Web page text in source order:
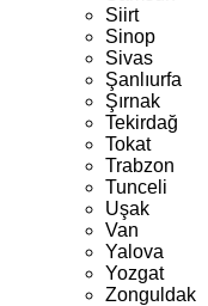
Siirt
Sinop
Sivas
Şanlıurfa
Şırnak
Tekirdağ
Tokat
Trabzon
Tunceli
Uşak
Van
Yalova
Yozgat
Zonguldak